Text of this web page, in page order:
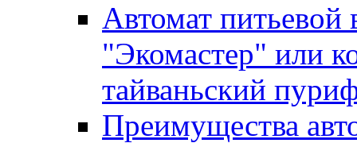
Автомат
"Экомастер" или
тайваньский
Преимущества